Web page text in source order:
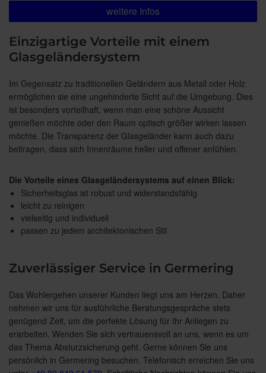
weitere Infos
Einzigartige Vorteile mit einem
Glasgeländersystem
Im Gegensatz zu traditionellen Geländern aus Metall oder Holz
ermöglichen sie eine ungehinderte Sicht auf die Umgebung. Dies
ist besonders vorteilhaft, wenn man eine schöne Aussicht
genießen möchte oder den Raum optisch größer wirken lassen
möchte. Die Transparenz der Glasgeländer kann auch dazu
beitragen, dass sich Innenräume heller und offener anfühlen.
Die Vorteile eines Glasgeländersystems auf einen Blick:
Sicherheitsglas ist robust und widerstandsfähig
leicht zu reinigen
vielseitig und individuell
passen zu jedem architektonischen Stil
Zuverlässiger Service in Germering
Das Wohlergehen unserer Kunden liegt uns am Herzen. Daher
nehmen wir uns für ausführliche Beratungsgespräche stets
genügend Zeit, um die perfekte Lösung für Ihr Anliegen zu
erarbeiten. Wenden Sie sich vertrauensvoll an uns, wenn es um
das Thema Absturzsicherung geht. Gerne können Sie uns
persönlich in Germering besuchen. Telefonisch erreichen Sie uns